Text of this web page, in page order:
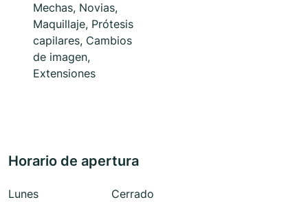
Mechas, Novias,
Maquillaje, Prótesis
capilares, Cambios
de imagen,
Extensiones
Horario de apertura
Lunes
Cerrado